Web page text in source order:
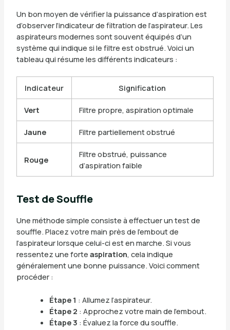
Un bon moyen de vérifier la puissance d’aspiration est
d’observer l’indicateur de filtration de l’aspirateur. Les
aspirateurs modernes sont souvent équipés d’un
système qui indique si le filtre est obstrué. Voici un
tableau qui résume les différents indicateurs :
Indicateur Signification
Vert Filtre propre, aspiration optimale
Jaune Filtre partiellement obstrué
Rouge
Filtre obstrué, puissance
d’aspiration faible
Test de Souffle
Une méthode simple consiste à effectuer un test de
souffle. Placez votre main près de l’embout de
l’aspirateur lorsque celui-ci est en marche. Si vous
ressentez une forte aspiration, cela indique
généralement une bonne puissance. Voici comment
procéder :
Étape 1 : Allumez l’aspirateur.
Étape 2 : Approchez votre main de l’embout.
Étape 3 : Évaluez la force du souffle.